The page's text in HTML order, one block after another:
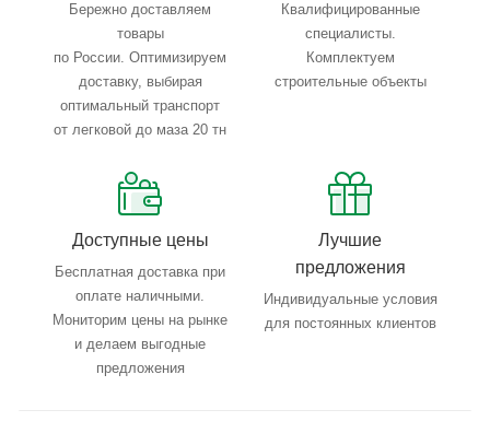
другие неагрессивные газовые среды.
Бережно доставляем
товары
по России. Оптимизируем
доставку, выбирая
оптимальный транспорт
от легковой до маза 20 тн
Квалифицированные
специалисты.
Комплектуем
строительные объекты
Доступные цены
Бесплатная доставка при
оплате наличными.
Мониторим цены на рынке
и делаем выгодные
предложения
Лучшие
предложения
Индивидуальные условия
для постоянных клиентов